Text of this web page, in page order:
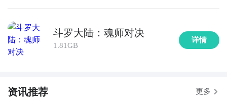
斗罗大陆：魂师对决
1.81GB
详情
资讯推荐 更多